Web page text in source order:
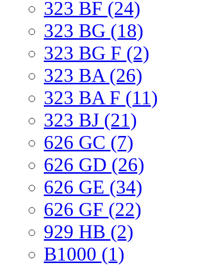
323 BF (24)
323 BG (18)
323 BG F (2)
323 BA (26)
323 BA F (11)
323 BJ (21)
626 GC (7)
626 GD (26)
626 GE (34)
626 GF (22)
929 HB (2)
B1000 (1)